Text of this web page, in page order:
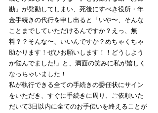
勘』が発動してしまい、死後にすべき役所・年
金手続きの代行を申し出ると「いや〜、そんな
ことまでしていただけるんですか？えっ、無
料？？そんな〜、いいんですか？めちゃくちゃ
助かります！ぜひお願いします！！どうしよう
か悩んでました!」と、満面の笑みに私が嬉しく
なっちゃいました！
私が執行できる全ての手続きの委任状にサイン
をいただき、すぐに手続きに周り、ご依頼いた
だいて3日以内に全てのお手伝いを終えることが